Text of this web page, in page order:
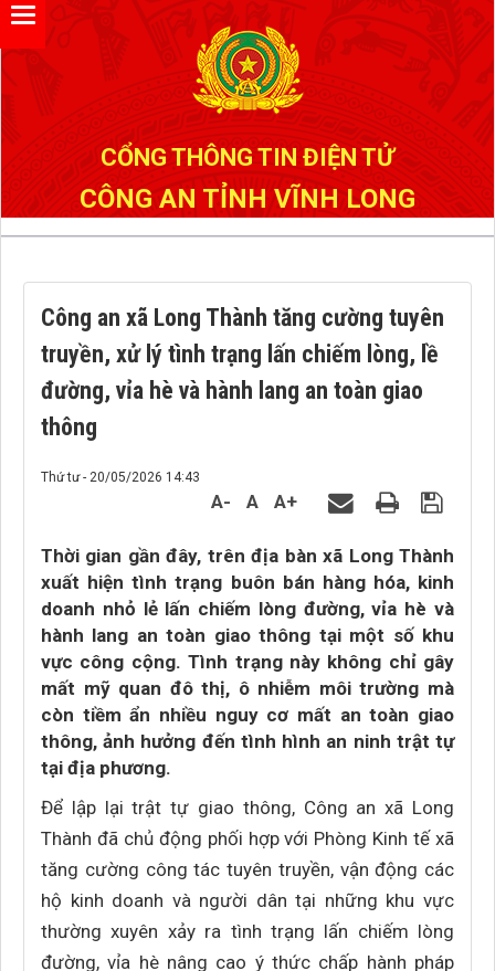
CỔNG THÔNG TIN ĐIỆN TỬ
CÔNG AN TỈNH VĨNH LONG
Công an xã Long Thành tăng cường tuyên
truyền, xử lý tình trạng lấn chiếm lòng, lề
đường, vỉa hè và hành lang an toàn giao
thông
Thứ tư - 20/05/2026 14:43
A- A A+
Thời gian gần đây, trên địa bàn xã Long Thành
xuất hiện tình trạng buôn bán hàng hóa, kinh
doanh nhỏ lẻ lấn chiếm lòng đường, vỉa hè và
hành lang an toàn giao thông tại một số khu
vực công cộng. Tình trạng này không chỉ gây
mất mỹ quan đô thị, ô nhiễm môi trường mà
còn tiềm ẩn nhiều nguy cơ mất an toàn giao
thông, ảnh hưởng đến tình hình an ninh trật tự
tại địa phương.
Để lập lại trật tự giao thông, Công an xã Long
Thành đã chủ động phối hợp với Phòng Kinh tế xã
tăng cường công tác tuyên truyền, vận động các
hộ kinh doanh và người dân tại những khu vực
thường xuyên xảy ra tình trạng lấn chiếm lòng
đường, vỉa hè nâng cao ý thức chấp hành pháp